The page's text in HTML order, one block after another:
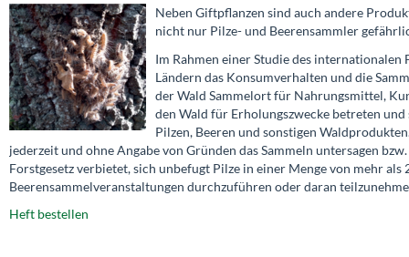
Neben Giftpflanzen sind auch andere
nicht nur Pilze- und Beerensammler
Im Rahmen einer Studie des
Ländern das Konsumverhalten und die
der Wald Sammelort für Nahrungsmittel,
den Wald für Erholungszwecke betreten
Pilzen, Beeren und sonstigen
jederzeit und ohne Angabe von Gründen das Sammeln untersagen
Forstgesetz verbietet, sich unbefugt Pilze in einer Menge von mehr als
Beerensammelveranstaltungen durchzuführen oder daran
Heft bestellen